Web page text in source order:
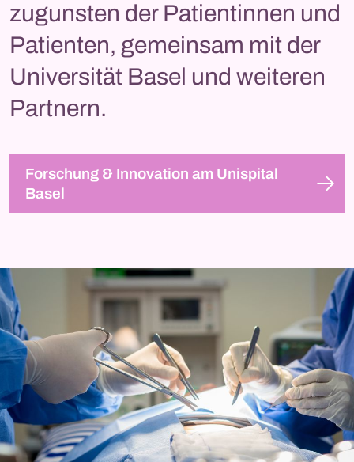
zugunsten der Patientinnen und
Patienten, gemeinsam mit der
Universität Basel und weiteren
Partnern.
Forschung & Innovation am Unispital
Basel